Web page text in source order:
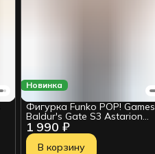
Новинка
1 990 ₽
Фигурка Funko POP! Games
Baldur's Gate S3 Astarion
Shirtless (Exc) (1190) 91678
В корзину